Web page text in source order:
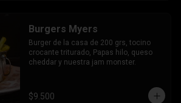
Burgers Myers
Burger de la casa de 200 grs, tocino
crocante triturado, Papas hilo, queso
cheddar y nuestra jam monster.
$9.500